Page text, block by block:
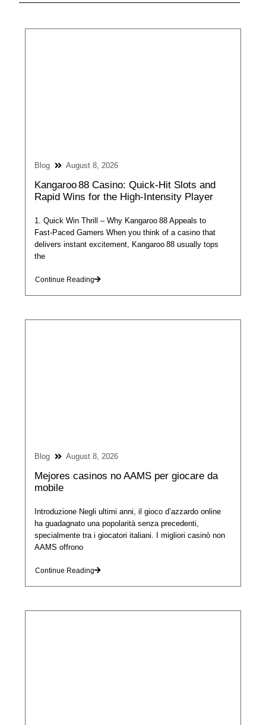
Blog August 8, 2026
Kangaroo 88 Casino: Quick‑Hit Slots and
Rapid Wins for the High‑Intensity Player
1. Quick Win Thrill – Why Kangaroo 88 Appeals to
Fast‑Paced Gamers When you think of a casino that
delivers instant excitement, Kangaroo 88 usually tops
the
Continue Reading
Blog August 8, 2026
Mejores casinos no AAMS per giocare da
mobile
Introduzione Negli ultimi anni, il gioco d’azzardo online
ha guadagnato una popolarità senza precedenti,
specialmente tra i giocatori italiani. I migliori casinò non
AAMS offrono
Continue Reading